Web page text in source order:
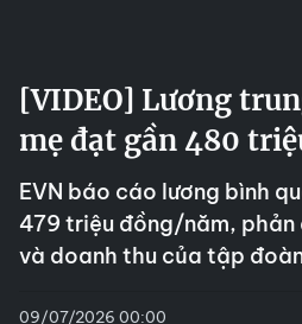
[VIDEO] Lương
mẹ đạt gần 480
EVN báo cáo lương bình
479 triệu đồng/năm, phản
và doanh thu của tập
09/07/2026 00:00